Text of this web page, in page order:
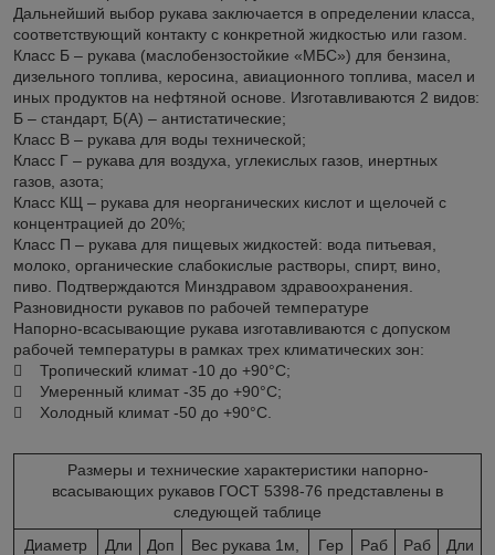
Дальнейший выбор рукава заключается в определении класса,
соответствующий контакту с конкретной жидкостью или газом.
Класс Б – рукава (маслобензостойкие «МБС») для бензина,
дизельного топлива, керосина, авиационного топлива, масел и
иных продуктов на нефтяной основе. Изготавливаются 2 видов:
Б – стандарт, Б(А) – антистатические;
Класс В – рукава для воды технической;
Класс Г – рукава для воздуха, углекислых газов, инертных
газов, азота;
Класс КЩ – рукава для неорганических кислот и щелочей с
концентрацией до 20%;
Класс П – рукава для пищевых жидкостей: вода питьевая,
молоко, органические слабокислые растворы, спирт, вино,
пиво. Подтверждаются Минздравом здравоохранения.
Разновидности рукавов по рабочей температуре
Напорно-всасывающие рукава изготавливаются с допуском
рабочей температуры в рамках трех климатических зон:
 Тропический климат -10 до +90°С;
 Умеренный климат -35 до +90°С;
 Холодный климат -50 до +90°С.
Размеры и технические характеристики напорно-
всасывающих рукавов ГОСТ 5398-76 представлены в
следующей таблице
Диаметр
Дли
Доп
Вес рукава 1м,
Гер
Раб
Раб
Дли